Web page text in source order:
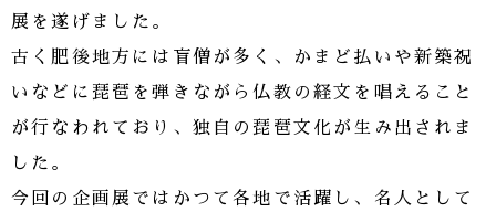
展を遂げました。
古く肥後地方には盲僧が多く、かまど払いや新築祝
いなどに琵琶を弾きながら仏教の経文を唱えること
が行なわれており、独自の琵琶文化が生み出されま
した。
今回の企画展ではかつて各地で活躍し、名人として